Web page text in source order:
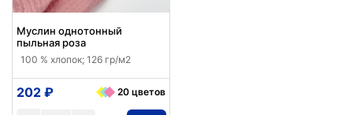
Муслин однотонный
пыльная роза
100 % хлопок; 126 гр/м2
202 ₽ 20 цветов